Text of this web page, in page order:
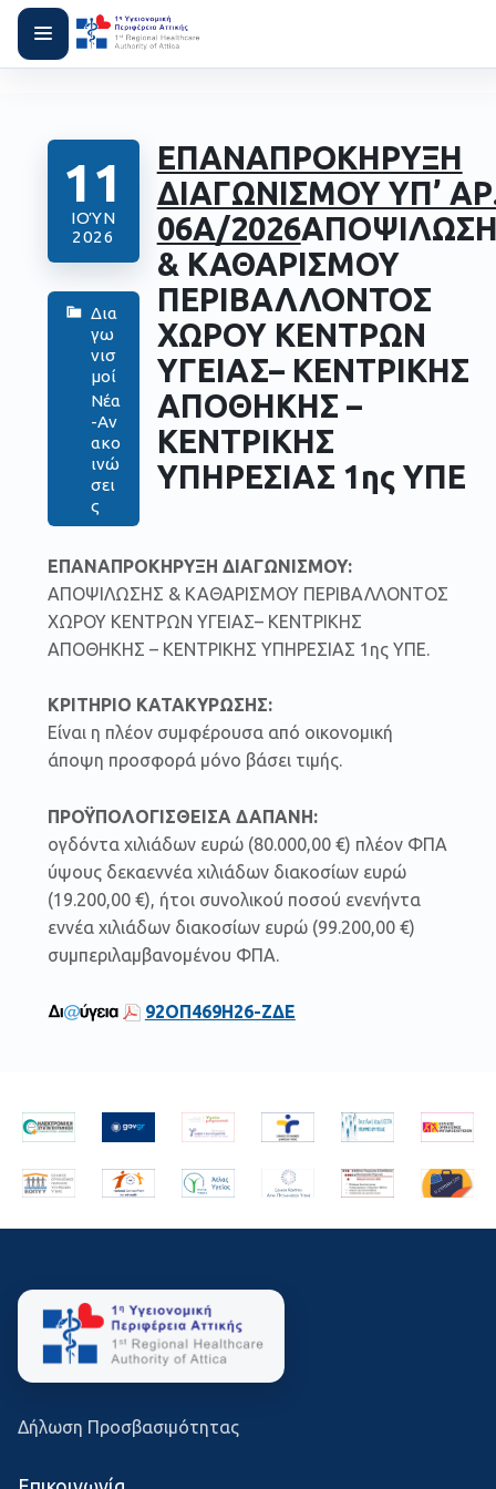
11
ΙΟΎΝ
2026
Δια
γω
νισ
μοί
Νέα
-Αν
ακο
ινώ
σει
ς
ΕΠΑΝΑΠΡΟΚΗΡΥΞΗ
ΔΙΑΓΩΝΙΣΜΟΥ ΥΠ’
06Α/2026
& ΚΑΘΑΡΙΣΜΟΥ
ΠΕΡΙΒΑΛΛΟΝΤΟΣ
ΧΩΡΟΥ ΚΕΝΤΡΩΝ
ΥΓΕΙΑΣ– ΚΕΝΤΡΙΚΗΣ
ΑΠΟΘΗΚΗΣ –
ΚΕΝΤΡΙΚΗΣ
ΥΠΗΡΕΣΙΑΣ 1ης ΥΠΕ
ΕΠΑΝΑΠΡΟΚΗΡΥΞΗ ΔΙΑΓΩΝΙΣΜΟΥ:
ΑΠΟΨΙΛΩΣΗΣ & ΚΑΘΑΡΙΣΜΟΥ ΠΕΡΙΒΑΛΛΟΝΤΟΣ
ΧΩΡΟΥ ΚΕΝΤΡΩΝ ΥΓΕΙΑΣ– ΚΕΝΤΡΙΚΗΣ
ΑΠΟΘΗΚΗΣ – ΚΕΝΤΡΙΚΗΣ ΥΠΗΡΕΣΙΑΣ 1ης ΥΠΕ.
ΚΡΙΤΗΡΙΟ ΚΑΤΑΚΥΡΩΣΗΣ:
Είναι η πλέον συμφέρουσα από οικονομική
άποψη προσφορά μόνο βάσει τιμής.
ΠΡΟΫΠΟΛΟΓΙΣΘΕΙΣΑ ΔΑΠΑΝΗ:
ογδόντα χιλιάδων ευρώ (80.000,00 €) πλέον ΦΠΑ
ύψους δεκαεννέα χιλιάδων διακοσίων ευρώ
(19.200,00 €), ήτοι συνολικού ποσού ενενήντα
εννέα χιλιάδων διακοσίων ευρώ (99.200,00 €)
συμπεριλαμβανομένου ΦΠΑ.
92ΟΠ469Η26-ΖΔΕ
Δήλωση Προσβασιμότητας